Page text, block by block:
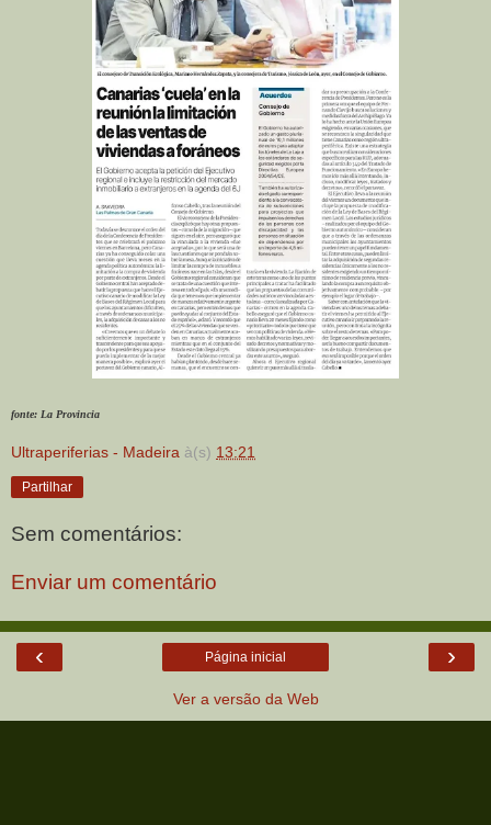
fonte: La Provincia
Ultraperiferias - Madeira à(s) 13:21
Partilhar
Sem comentários:
Enviar um comentário
‹ ›
Página inicial
Ver a versão da Web